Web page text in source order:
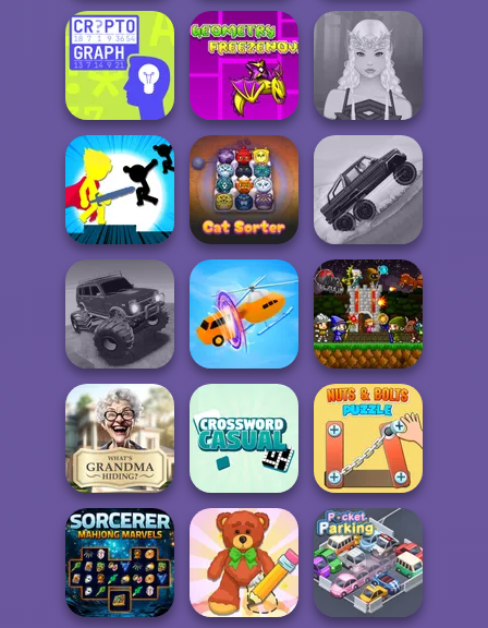
Mystic Coven The
Sisterhood of...
Ultra Pixel
Burgeria
Speed Typing
Test
Cryptograph
Geometry Dash:
FreezeNova
Game
Elven Makeover
Stickman The
Flash
Cat Sorter Puzzle
Hill Climbing
Mania
Offroad Muddy
Trucks
Shape-shifting
Mini Guardians
Castle Defense
What Is Grandma
Hiding
Casual
Crossword
Nuts & Bolts
Puzzle